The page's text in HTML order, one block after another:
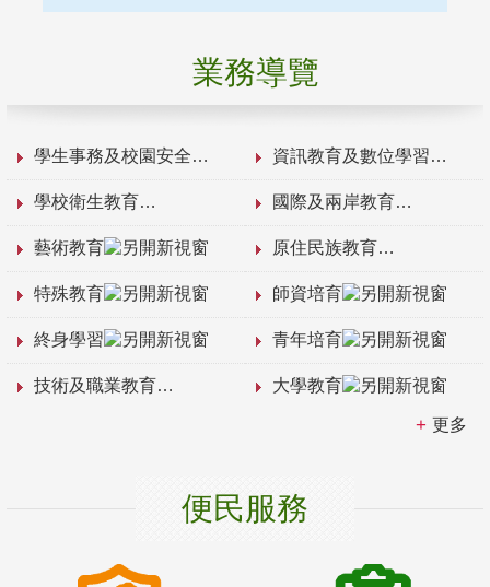
業務導覽
學生事務及校園安全 資訊教育及數位學習
學校衛生教育 國際及兩岸教育
藝術教育 原住民族教育
特殊教育 師資培育
終身學習 青年培育
技術及職業教育 大學教育
更多
便民服務